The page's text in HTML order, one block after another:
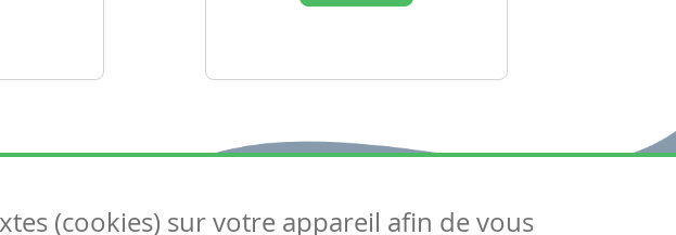
Suivez-nous
(cookies) sur votre appareil afin de vous